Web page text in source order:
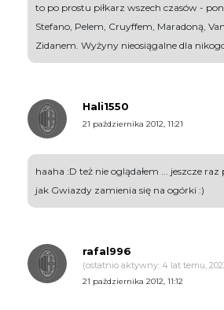
to po prostu piłkarz wszech czasów -
Stefano, Pelem, Cruyffem, Maradoną,
Zidanem. Wyżyny nieosiągalne dla
Hali1550
21 października 2012, 11:21
haaha :D też nie oglądałem ... jeszcze
jak Gwiazdy zamienia się na ogórki :)
rafal996
(ostatnio aktywny: 4 lat temu,
21 października 2012, 11:12